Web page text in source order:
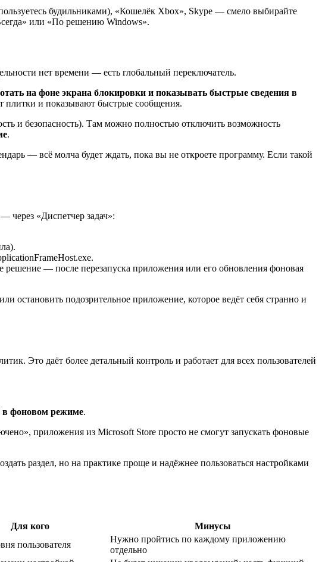
будильниками), «Кошелёк Xbox», Skype — смело выбирайте
или «По решению Windows».
нет времени — есть глобальный переключатель.
на фоне экрана блокировки и показывать быстрые сведения в
плитки и показывают быстрые сообщения.
и безопасность). Там можно полностью отключить возможность
.
— всё молча будет ждать, пока вы не откроете программу. Если такой
через «Диспетчер задач»:
— после перезапуска приложения или его обновления фоновая
остановить подозрительное приложение, которое ведёт себя странно и
Это даёт более детальный контроль и работает для всех пользователей
в фоновом режиме.
приложения из Microsoft Store просто не смогут запускать фоновые
раздел, но на практике проще и надёжнее пользоваться настройками
Для кого
Минусы
пользователя
Нужно пройтись по каждому приложению
отдельно